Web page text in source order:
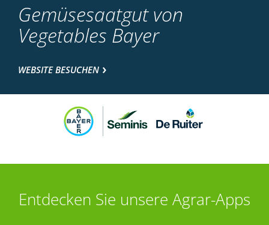
Gemüsesaatgut von
Vegetables Bayer
WEBSITE BESUCHEN
Entdecken Sie unsere Agrar-Apps